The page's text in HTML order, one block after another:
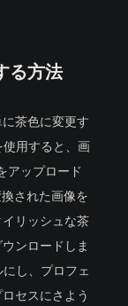
る方法
茶色に変更す
用すると、画
アップロード
された画像を
リッシュな茶
ンロードしま
し、プロフェ
セスにさよう